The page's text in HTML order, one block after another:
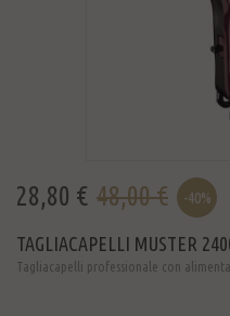
28,80 € 48,00 € -40%
TAGLIACAPELLI MUSTER
Tagliacapelli professionale con